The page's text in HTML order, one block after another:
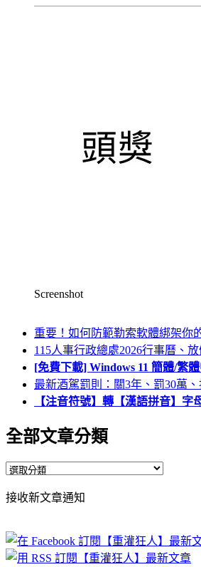
Screenshot
重要！如何防範勒索軟體綁架你
115人事行政總處2026行事曆、放
[免費下載] Windows 11 簡體/繁
最新酒駕罰則：關3年、罰30萬
【注音符號】轉【漢語拼音】字
全部文章分類
全
文
分
類
接收新文章通知